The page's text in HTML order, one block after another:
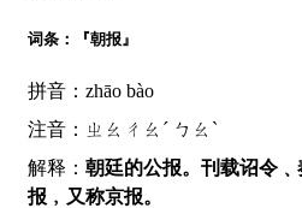
词条：『朝报』
拼音：zhāo bào
注音：ㄓㄠㄔㄠˊ ㄅㄠˋ
解释： 朝廷的公报。刊载诏令
报﹐又称京报。